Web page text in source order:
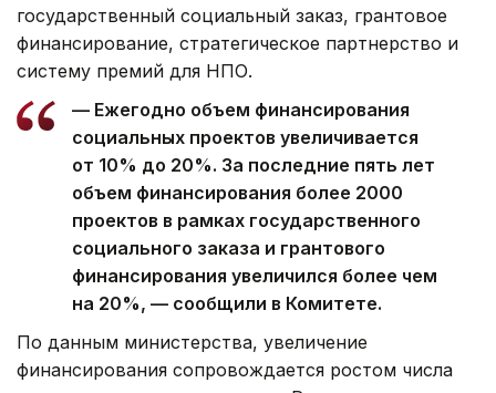
государственный социальный заказ, грантовое
финансирование, стратегическое партнерство и
систему премий для НПО.
— Ежегодно объем финансирования
социальных проектов увеличивается
от 10% до 20%. За последние пять лет
объем финансирования более 2000
проектов в рамках государственного
социального заказа и грантового
финансирования увеличился более чем
на 20%, — сообщили в Комитете.
По данным министерства, увеличение
финансирования сопровождается ростом числа